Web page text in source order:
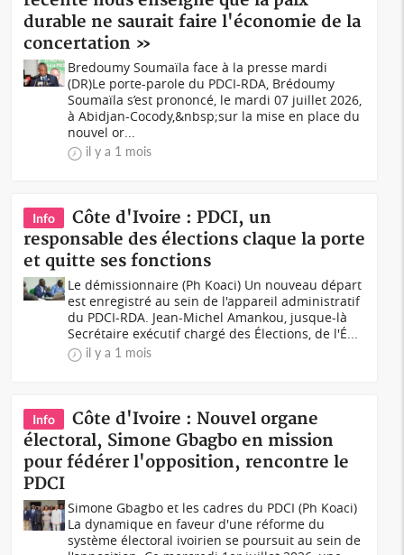
durable ne saurait faire l'économie de la
concertation »
Bredoumy Soumaïla face à la presse mardi
(DR)Le porte-parole du PDCI-RDA, Brédoumy
Soumaïla s’est prononcé, le mardi 07 juillet 2026,
à Abidjan-Cocody,&nbsp;sur la mise en place du
nouvel or...
il y a 1 mois
Info
Côte d'Ivoire : PDCI, un
responsable des élections claque la porte
et quitte ses fonctions
Le démissionnaire (Ph Koaci) Un nouveau départ
est enregistré au sein de l'appareil administratif
du PDCI-RDA. Jean-Michel Amankou, jusque-là
Secrétaire exécutif chargé des Élections, de l'É...
il y a 1 mois
Info
Côte d'Ivoire : Nouvel organe
électoral, Simone Gbagbo en mission
pour fédérer l'opposition, rencontre le
PDCI
Simone Gbagbo et les cadres du PDCI (Ph Koaci)
La dynamique en faveur d'une réforme du
système électoral ivoirien se poursuit au sein de